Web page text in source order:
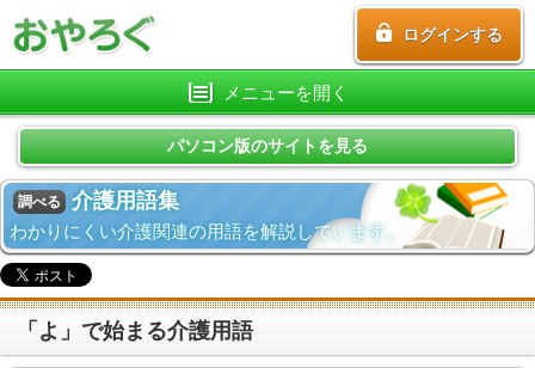
ログインする
メニューを開く
パソコン版のサイトを見る
調べる 介護用語集
わかりにくい介護関連の用語を解説しています。
「よ」で始まる介護用語